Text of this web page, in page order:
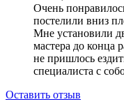
Очень
постелили вниз
Мне установили
мастера до конца
не пришлось
специалиста с
Оставить отзыв